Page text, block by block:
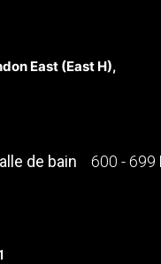
East (East H),
de bain 600 - 699